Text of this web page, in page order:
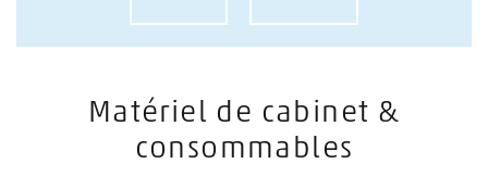
Matériel de cabinet &
consommables